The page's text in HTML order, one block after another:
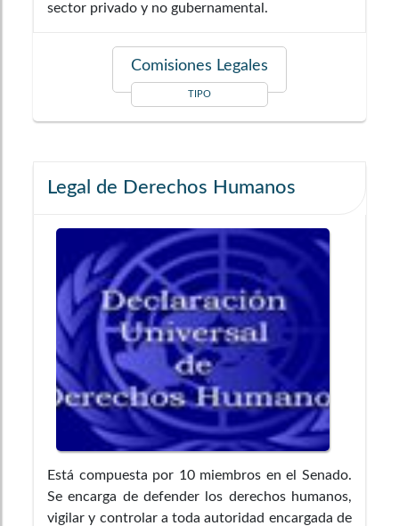
sector privado y no gubernamental.
Comisiones Legales
TIPO
Legal de Derechos Humanos
Está compuesta por 10 miembros en el Senado.
Se encarga de defender los derechos humanos,
vigilar y controlar a toda autoridad encargada de